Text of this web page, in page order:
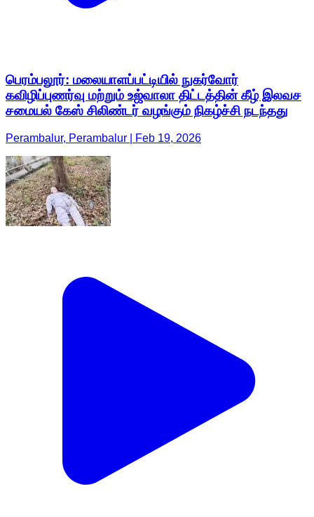
பெரம்பலூர்: மலையாளப்பட்டியில் நுகர்வோர்
கவிழிப்புணர்வு மற்றும் உஜ்வாலா திட்டத்தின் கீழ் இலவச
சமையல் கேஸ் சிலிண்டர் வழங்கும் நிகழ்ச்சி நடந்தது
Perambalur, Perambalur | Feb 19, 2026